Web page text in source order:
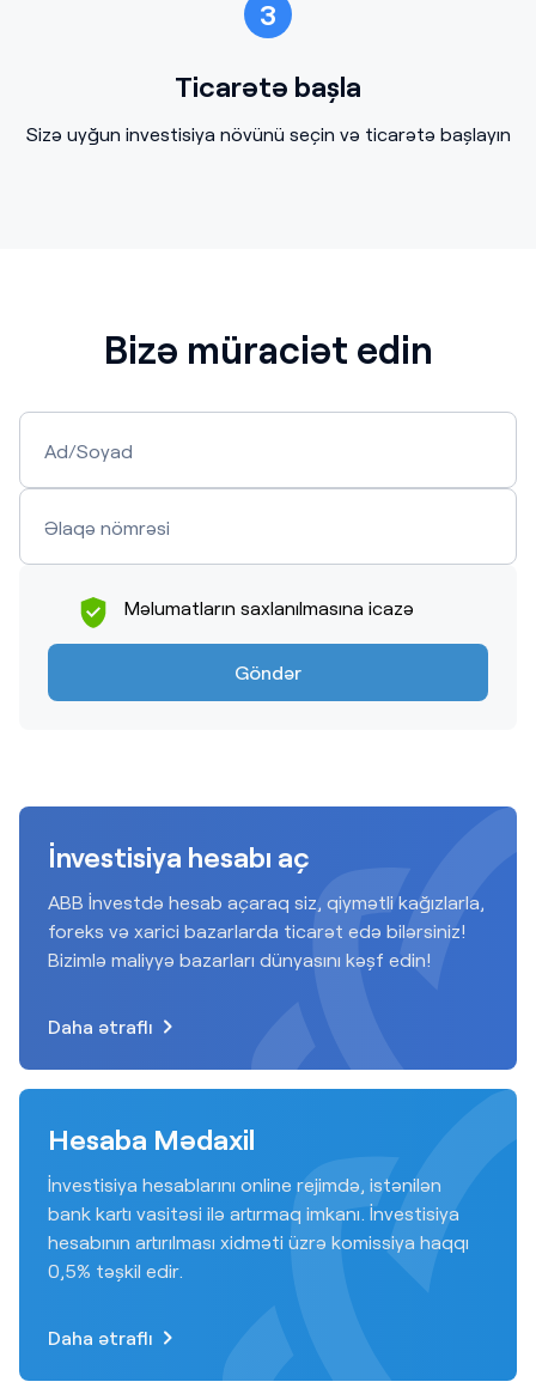
3
Ticarətə başla
Sizə uyğun investisiya növünü seçin və ticarətə başlayın
Bizə müraciət edin
Ad/Soyad
Əlaqə nömrəsi
Məlumatların saxlanılmasına icazə
Göndər
İnvestisiya hesabı aç
ABB İnvestdə hesab açaraq siz, qiymətli kağızlarla,
foreks və xarici bazarlarda ticarət edə bilərsiniz!
Bizimlə maliyyə bazarları dünyasını kəşf edin!
Daha ətraflı
Hesaba Mədaxil
İnvestisiya hesablarını online rejimdə, istənilən
bank kartı vasitəsi ilə artırmaq imkanı. İnvestisiya
hesabının artırılması xidməti üzrə komissiya haqqı
0,5% təşkil edir.
Daha ətraflı